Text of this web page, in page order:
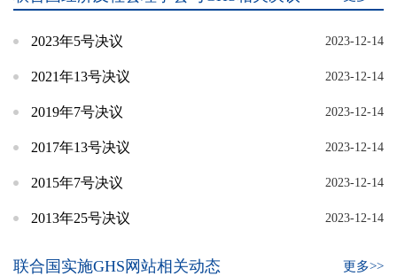
2023年5号决议 2023-12-14
2021年13号决议 2023-12-14
2019年7号决议 2023-12-14
2017年13号决议 2023-12-14
2015年7号决议 2023-12-14
2013年25号决议 2023-12-14
联合国实施GHS网站相关动态 更多>>